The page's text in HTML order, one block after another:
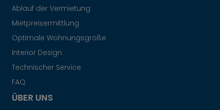
Ablauf der Vermietung
Mietpreisermittlung
Optimale Wohnungsgröße
Interior Design
Technischer Service
FAQ
ÜBER UNS